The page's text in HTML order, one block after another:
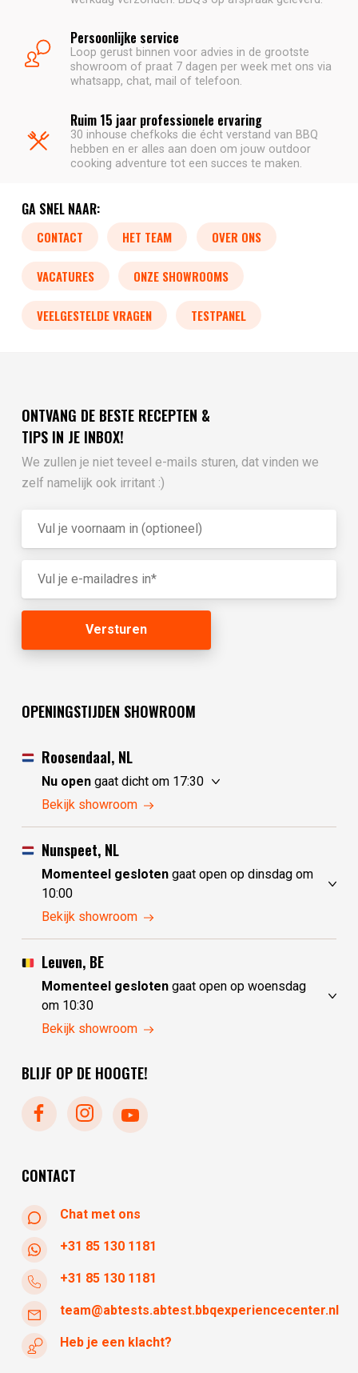
Persoonlijke service
Loop gerust binnen voor advies in de grootste
showroom of praat 7 dagen per week met ons via
whatsapp, chat, mail of telefoon.
Ruim 15 jaar professionele ervaring
30 inhouse chefkoks die écht verstand van BBQ
hebben en er alles aan doen om jouw outdoor
cooking adventure tot een succes te maken.
GA SNEL NAAR:
CONTACT HET TEAM OVER ONS
VACATURES ONZE SHOWROOMS
VEELGESTELDE VRAGEN TESTPANEL
ONTVANG DE BESTE RECEPTEN &
TIPS IN JE INBOX!
We zullen je niet teveel e-mails sturen, dat vinden we
zelf namelijk ook irritant :)
OPENINGSTIJDEN SHOWROOM
Roosendaal, NL
Nu opengaat dicht om 17:30
maandag
dinsdag
gesloten
woensdag
donderdag
10:00 - 17:30
vrijdag
10:00 - 17:30
zaterdag
Bekijk showroom
Nunspeet, NL
Momenteel geslotengaat open op dinsdag om
10:00
maandag
dinsdag
10:00 - 17:30
woensdag
donderdag
10:00 - 17:30
vrijdag
10:00 - 17:30
zaterdag
Bekijk showroom
Leuven, BE
Momenteel geslotengaat open op woensdag
om 10:30
maandag
woensdag
vrijdag
zaterdag
Bekijk showroom
BLIJF OP DE HOOGTE!
CONTACT
Chat met ons
+31 85 130 1181
+31 85 130 1181
team@abtests.abtest.bbqexperiencecenter.nl
Heb je een klacht?